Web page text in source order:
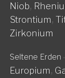
Niob,
Strontium,
Zirkonium
Seltene Erden
Europium,